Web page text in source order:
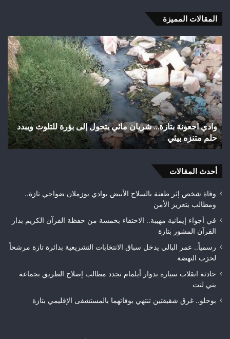
المقالات المميزة
بتازة… شريان مائي يتحول إلى بؤرة للتلوث ويبدد
اختلالات
تثير
استياء
الساكنة
بعد
تهيئة
شوارع
وأزقة
بمدينة
تازة..
مطالب
قبل
اختلالات تثير
تازة.. مطالب
أحدث المقالات
وفاة شخص إثر طعنة بالسلاح الأبيض بوادي بوزملان ضواحي تازة..
ومطالب بتعزيز الأمن
في أجواء إيمانية مهيبة.. الاحتفاء بخمسة من حفظة القرآن الكريم بدار
القرآن المشور بتازة
رسمياً.. عمر البالي يدخل سباق الانتخابات التشريعية بدائرة تازة مرشحاً
لحزب النهضة
حادثة انقلاب سيارة بدوار أيلمام تجدد مطالب إصلاح الطريق بجماعة
بني لنت
بوحلو.. غرق شقيقتين تنتهي بوفاتهما بالمستشفى الإقليمي بتازة